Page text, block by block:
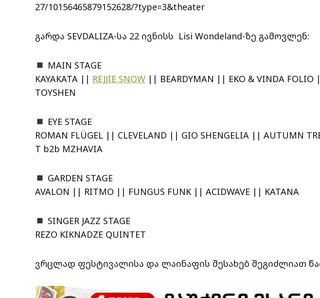
27/10156465879152628/?type=3&theater
გარდა SEVDALIZA-სა 22 ივნისს Lisi Wondeland-ზე გამოვლენ:
MAIN STAGE
KAYAKATA || REJJIE SNOW || BEARDYMAN || EKO & VINDA
TOYSHEN
EYE STAGE
ROMAN FLÜGEL || CLEVELAND || GIO SHENGELIA || AUTUMN
T b2b MZHAVIA
GARDEN STAGE
AVALON || RITMO || FUNGUS FUNK || ACIDWAVE || KATANA
SINGER JAZZ STAGE
REZO KIKNADZE QUINTET
ვრცლად ფესტივალისა და ლაინაფის შესახებ შეგიძლიათ